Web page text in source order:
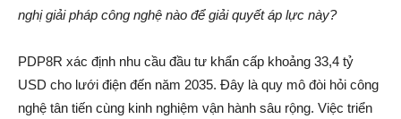
nghị giải pháp công nghệ nào để giải quyết áp lực này?
PDP8R xác định nhu cầu đầu tư khẩn cấp khoảng 33,4 tỷ
USD cho lưới điện đến năm 2035. Đây là quy mô đòi hỏi công
nghệ tân tiến cùng kinh nghiệm vận hành sâu rộng. Việc triển